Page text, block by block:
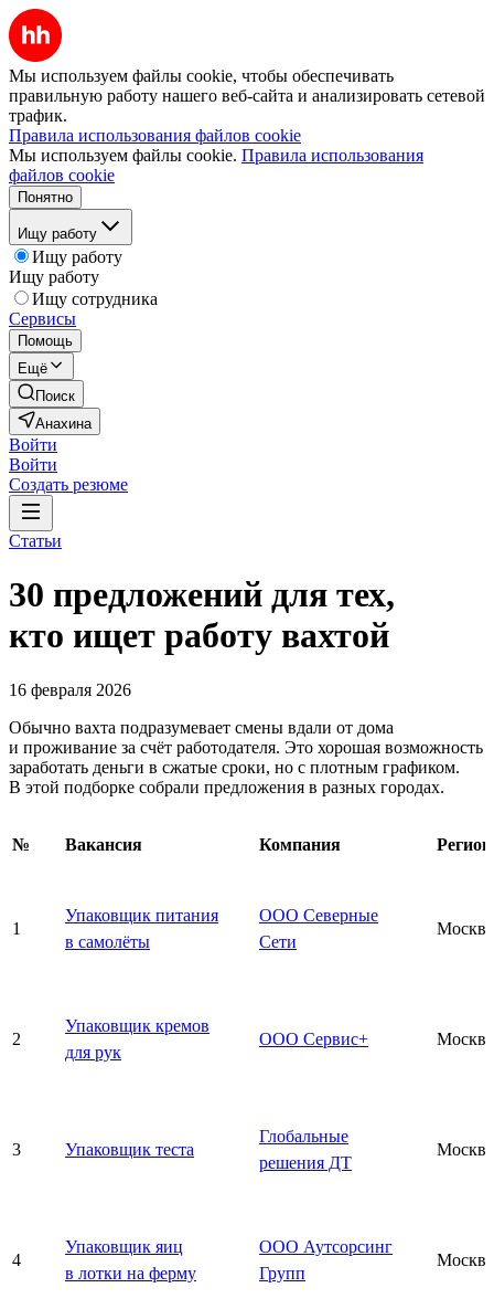
Мы используем файлы cookie, чтобы обеспечивать
правильную работу нашего веб-сайта и анализировать сетевой
трафик.
Правила использования файлов cookie
Мы используем файлы cookie. Правила использования
файлов cookie
Понятно
Ищу работу
Ищу работу
Ищу работу
Ищу сотрудника
Сервисы
Помощь
Ещё
Поиск
Анахина
Войти
Войти
Создать резюме
Статьи
30 предложений для тех,
кто ищет работу вахтой
16 февраля 2026
Обычно вахта подразумевает смены вдали от дома
и проживание за счёт работодателя. Это хорошая возможность
заработать деньги в сжатые сроки, но с плотным графиком.
В этой подборке собрали предложения в разных городах.
№ Вакансия Компания Регион
1
Упаковщик питания
в самолёты
ООО Северные
Сети
Москва
2
Упаковщик кремов
для рук
ООО Сервис+ Москва
3 Упаковщик теста
Глобальные
решения ДТ
Москва
4
Упаковщик яиц
в лотки на ферму
ООО Аутсорсинг
Групп
Москва